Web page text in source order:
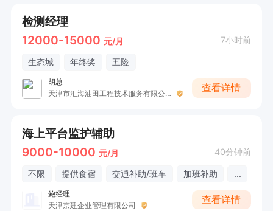
检测经理
12000-15000 元/月 7小时前
生态城 年终奖 五险
胡总
天津市汇海油田工程技术服务有限公司
查看详情
海上平台监护辅助
9000-10000 元/月 40分钟前
不限 提供食宿 交通补助/班车 加班补助 ...
鲍经理
天津京建企业管理有限公司
查看详情